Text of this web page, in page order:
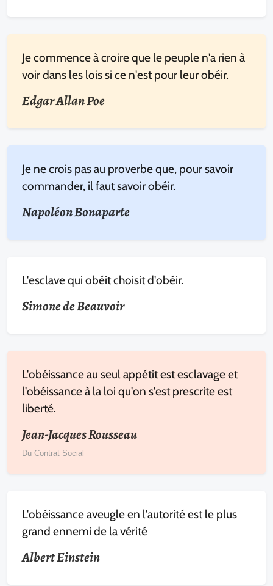
Je commence à croire que le peuple n'a rien à
voir dans les lois si ce n'est pour leur obéir.
Edgar Allan Poe
Je ne crois pas au proverbe que, pour savoir
commander, il faut savoir obéir.
Napoléon Bonaparte
L'esclave qui obéit choisit d'obéir.
Simone de Beauvoir
L'obéissance au seul appétit est esclavage et
l'obéissance à la loi qu'on s'est prescrite est
liberté.
Jean-Jacques Rousseau
Du Contrat Social
L'obéissance aveugle en l'autorité est le plus
grand ennemi de la vérité
Albert Einstein